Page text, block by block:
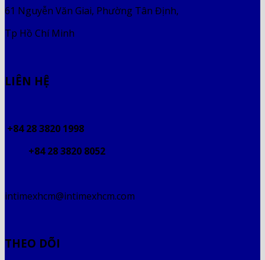
61 Nguyễn Văn Giai, Phường Tân Định,
Tp Hồ Chí Minh
LIÊN HỆ
+84 28 3820 1998
+84 28 3820 8052
intimexhcm@intimexhcm.com
THEO DÕI